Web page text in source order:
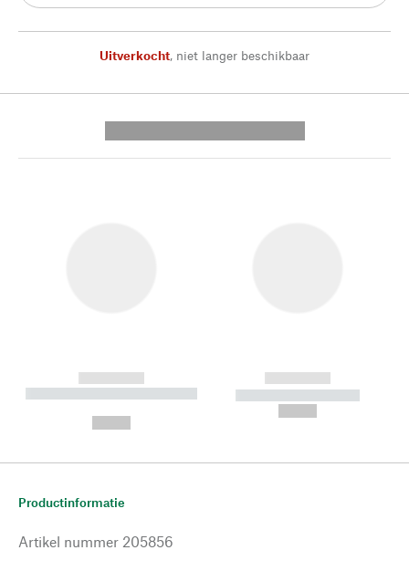
Uitverkocht, niet langer beschikbaar
------------
----------- ----------- --------
------------
----------- -----------
Productinformatie
Artikel nummer 205856